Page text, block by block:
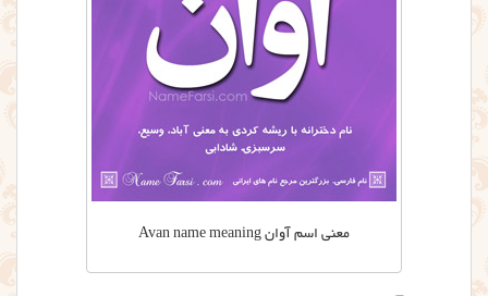
معنی اسم آوان Avan name meaning